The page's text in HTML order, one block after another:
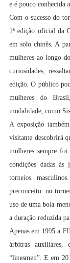
e é pouco conhecida
Com o sucesso do
1ª edição oficial da
em solo chinês. A
mulheres ao longo
curiosidades,
edição. O público
mulheres do
modalidade, como
A exposição
visitante descobrirá
mulheres sempre
condições dadas
torneios
preconceito: no
uso de uma bola
a duração reduzida
Apenas em 1995 a
árbitras auxiliares,
“linesmen”. E em